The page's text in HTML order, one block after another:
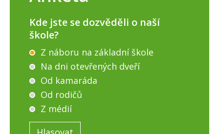
Kde jste se dozvěděli o naší
škole?
Z náboru na základní škole
Na dni otevřených dveří
Od kamaráda
Od rodičů
Z médií